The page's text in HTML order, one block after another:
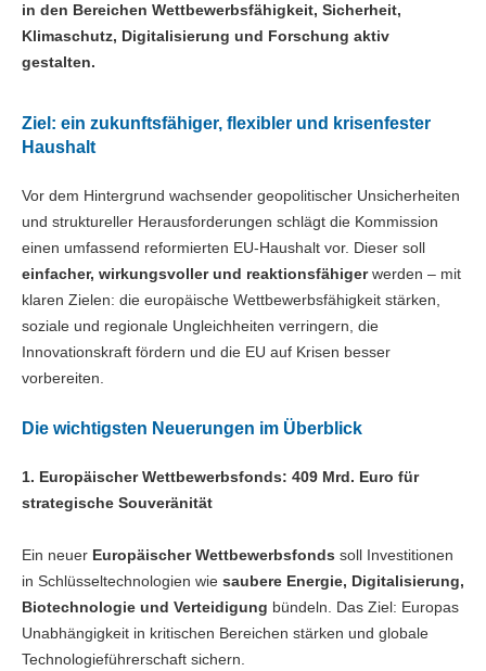
in den Bereichen Wettbewerbsfähigkeit, Sicherheit,
Klimaschutz, Digitalisierung und Forschung aktiv
gestalten.
Ziel: ein zukunftsfähiger, flexibler und krisenfester
Haushalt
Vor dem Hintergrund wachsender geopolitischer Unsicherheiten
und struktureller Herausforderungen schlägt die Kommission
einen umfassend reformierten EU-Haushalt vor. Dieser soll
einfacher, wirkungsvoller und reaktionsfähigerwerden – mit
klaren Zielen: die europäische Wettbewerbsfähigkeit stärken,
soziale und regionale Ungleichheiten verringern, die
Innovationskraft fördern und die EU auf Krisen besser
vorbereiten.
Die wichtigsten Neuerungen im Überblick
1. Europäischer Wettbewerbsfonds: 409 Mrd. Euro für
strategische Souveränität
Ein neuer Europäischer Wettbewerbsfonds soll Investitionen
in Schlüsseltechnologien wie saubere Energie, Digitalisierung,
Biotechnologie und Verteidigung bündeln. Das Ziel: Europas
Unabhängigkeit in kritischen Bereichen stärken und globale
Technologieführerschaft sichern.